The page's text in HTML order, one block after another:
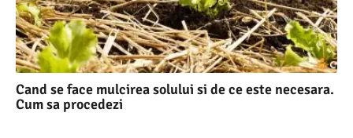
Cand se face mulcirea solului si de ce este necesara.
Cum sa procedezi